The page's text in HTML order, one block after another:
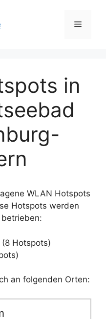
Menü
in
WLAN Hotspots
Hotspots werden
Hotspots)
an folgenden Orten: